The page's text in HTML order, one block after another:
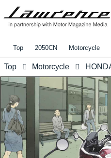
Top 2050CN Motorcycle
Top Motorcycle